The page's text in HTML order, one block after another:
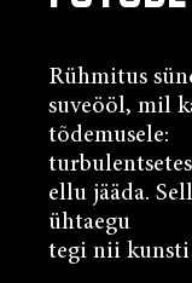
Rühmitus
suveööl, mil
tõdemusele:
ellu jääda.
ühtaegu
tegi nii